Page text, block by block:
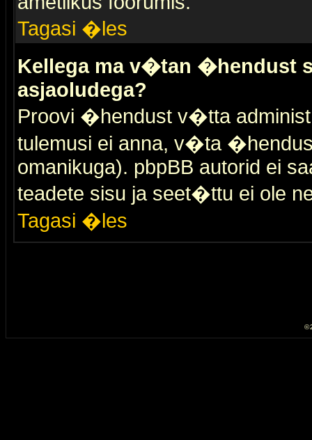
Tagasi �les
Kellega ma v�tan �hendust
asjaoludega?
Proovi �hendust v�tta
tulemusi ei anna, v�ta
omanikuga). pbpBB autorid ei
teadete sisu ja seet�ttu ei ole
Tagasi �les
©